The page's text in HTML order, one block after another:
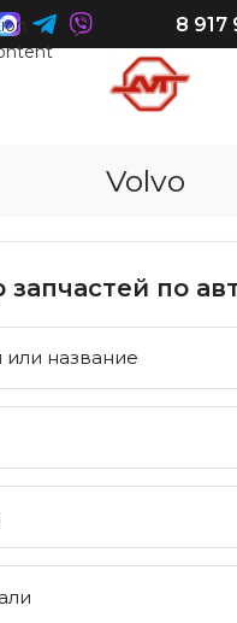
8 917
Volvo
запчастей по